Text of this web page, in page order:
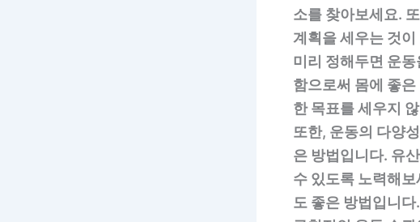
소를 찾아보세요.
계획을 세우는 것
미리 정해두면 운
함으로써 몸에 좋
한 목표를 세우지
또한, 운동의 다양
은 방법입니다. 유
수 있도록 노력해
도 좋은 방법입니